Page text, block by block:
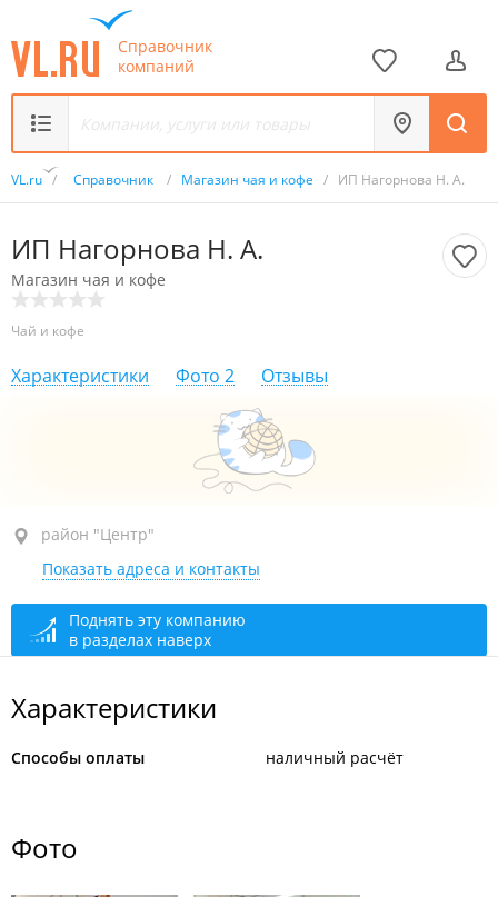
Справочник
компаний
VL.ru / Справочник / Магазин чая и кофе / ИП Нагорнова Н. А.
ИП Нагорнова Н. А.
Магазин чая и кофе
Чай и кофе
Характеристики Фото 2 Отзывы
район "Центр", ул. Прапорщика Комарова, 32
1-й этаж, отдел 18
сегодня закрыто
район "Центр"
Показать адреса и контакты
Поднять эту компанию
в разделах наверх
Характеристики
Способы оплаты наличный расчёт
Фото